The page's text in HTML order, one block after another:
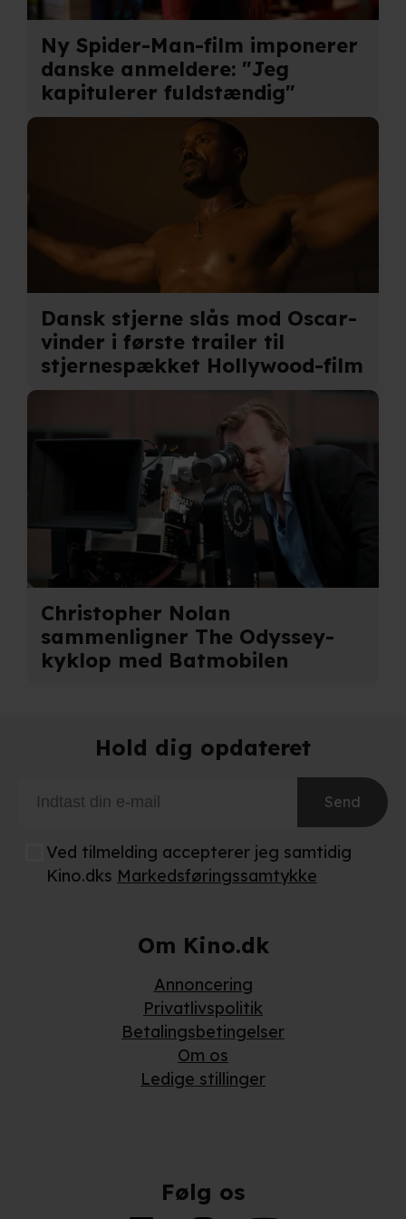
partnere.Du kan læse mere om vores brug af cookies og
behandling af dine personoplysninger i både vores
privatlivspolitik ogcookiepolitik.
Ny Spider-Man-film imponerer
danske anmeldere: "Jeg
kapitulerer fuldstændig"
Dansk stjerne slås mod Oscar-
vinder i første trailer til
stjernespækket Hollywood-film
Christopher Nolan
sammenligner The Odyssey-
kyklop med Batmobilen
Hold dig opdateret
Send
Ved tilmelding accepterer jeg samtidig
Kino.dks Markedsføringssamtykke
Om Kino.dk
Annoncering
Privatlivspolitik
Betalingsbetingelser
Om os
Ledige stillinger
Følg os